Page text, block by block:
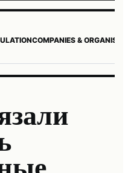
COMPANIES &